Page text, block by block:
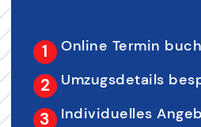
Online Termin
Umzugsdetails
Individuelles